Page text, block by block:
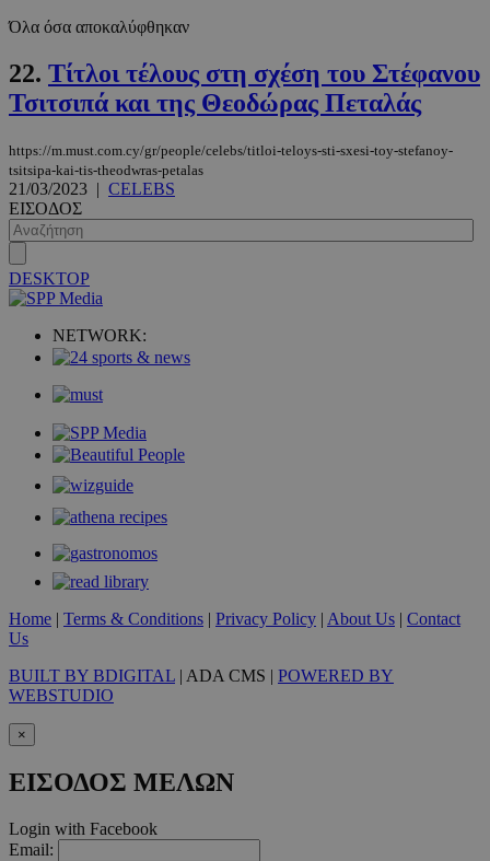
Όλα όσα αποκαλύφθηκαν
22. Τίτλοι τέλους στη σχέση του Στέφανου
Τσιτσιπά και της Θεοδώρας Πεταλάς
https://m.must.com.cy/gr/people/celebs/titloi-teloys-sti-sxesi-toy-stefanoy-
tsitsipa-kai-tis-theodwras-petalas
21/03/2023 | CELEBS
ΕΙΣΟΔΟΣ
DESKTOP
NETWORK:
Home | Terms & Conditions | Privacy Policy | About Us | Contact
Us
BUILT BY BDIGITAL | ADA CMS | POWERED BY
WEBSTUDIO
×
ΕΙΣΟΔΟΣ ΜΕΛΩΝ
Login with Facebook
Email:
_scc_session
.entelia-
adserver.com
19 λεπτά